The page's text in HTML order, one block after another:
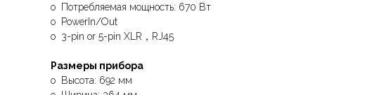
o Потребляемая мощность: 670 Вт
o PowerIn/Out
o 3-pin or 5-pin XLR，RJ45
Размеры прибора
o Высота: 692 мм